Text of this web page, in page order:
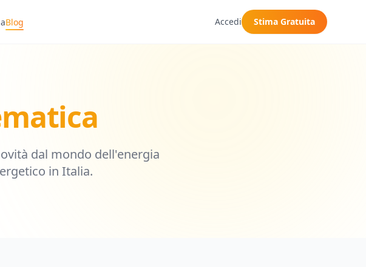
Blog Accedi Stima Gratuita
dal mondo dell'energia
in Italia.